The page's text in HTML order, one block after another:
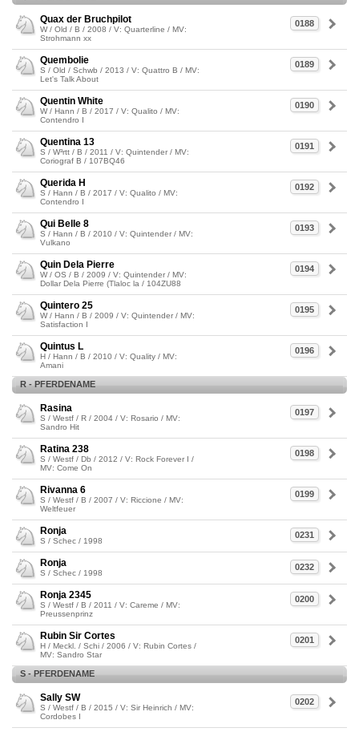
0188
Quax der Bruchpilot
W / Old / B / 2008 / V: Quarterline / MV:
Strohmann xx
0189
Quembolie
S / Old / Schwb / 2013 / V: Quattro B / MV:
Let's Talk About
0190
Quentin White
W / Hann / B / 2017 / V: Qualito / MV:
Contendro I
0191
Quentina 13
S / W³rtt / B / 2011 / V: Quintender / MV:
Coriograf B / 107BQ46
0192
Querida H
S / Hann / B / 2017 / V: Qualito / MV:
Contendro I
0193
Qui Belle 8
S / Hann / B / 2010 / V: Quintender / MV:
Vulkano
0194
Quin Dela Pierre
W / OS / B / 2009 / V: Quintender / MV:
Dollar Dela Pierre (Tlaloc la / 104ZU88
0195
Quintero 25
W / Hann / B / 2009 / V: Quintender / MV:
Satisfaction I
0196
Quintus L
H / Hann / B / 2010 / V: Quality / MV:
Amani
R - PFERDENAME
0197
Rasina
S / Westf / R / 2004 / V: Rosario / MV:
Sandro Hit
0198
Ratina 238
S / Westf / Db / 2012 / V: Rock Forever I /
MV: Come On
0199
Rivanna 6
S / Westf / B / 2007 / V: Riccione / MV:
Weltfeuer
0231
Ronja
S / Schec / 1998
0232
Ronja
S / Schec / 1998
0200
Ronja 2345
S / Westf / B / 2011 / V: Careme / MV:
Preussenprinz
0201
Rubin Sir Cortes
H / Meckl. / Schi / 2006 / V: Rubin Cortes /
MV: Sandro Star
S - PFERDENAME
0202
Sally SW
S / Westf / B / 2015 / V: Sir Heinrich / MV:
Cordobes I